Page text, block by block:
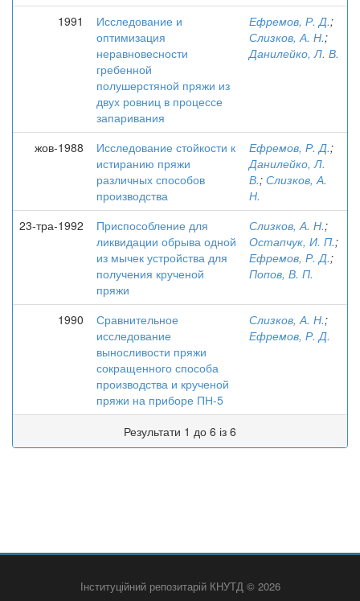
1991
Исследование и
оптимизация
неравновесности
гребенной
полушерстяной пряжи из
двух ровниц в процессе
запаривания
Ефремов, Р. Д.;
Слизков, А. Н.;
Данилейко, Л. В.
жов-1988
Исследование стойкости к
истиранию пряжи
различных способов
производства
Ефремов, Р. Д.;
Данилейко, Л.
В.; Слизков, А.
Н.
23-тра-1992
Приспособление для
ликвидации обрыва одной
из мычек устройства для
получения крученой
пряжи
Слизков, А. Н.;
Остапчук, И. П.;
Ефремов, Р. Д.;
Попов, В. П.
1990
Сравнительное
исследование
выносливости пряжи
сокращенного способа
производства и крученой
пряжи на приборе ПН-5
Слизков, А. Н.;
Ефремов, Р. Д.
Результати 1 до 6 із 6
Інституційний репозитарій КНУТД © 2026